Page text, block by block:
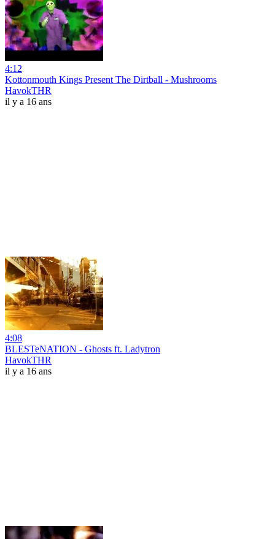
4:12
Kottonmouth Kings Present The Dirtball - Mushrooms
HavokTHR
il y a 16 ans
4:08
BLESTeNATION - Ghosts ft. Ladytron
HavokTHR
il y a 16 ans